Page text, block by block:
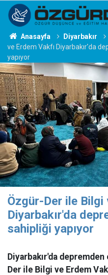
Anasayfa Diyarbakır
ve Erdem Vakfı Diyarbakır'da
yapıyor
Özgür-Der ile Bilgi
Diyarbakır'da
sahipliği yapıyor
Diyarbakır'da
Der ile Bilgi ve Erdem